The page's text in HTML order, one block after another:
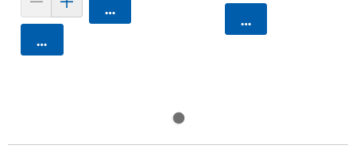
카트에 담기
카트에 담기
카트에 담기